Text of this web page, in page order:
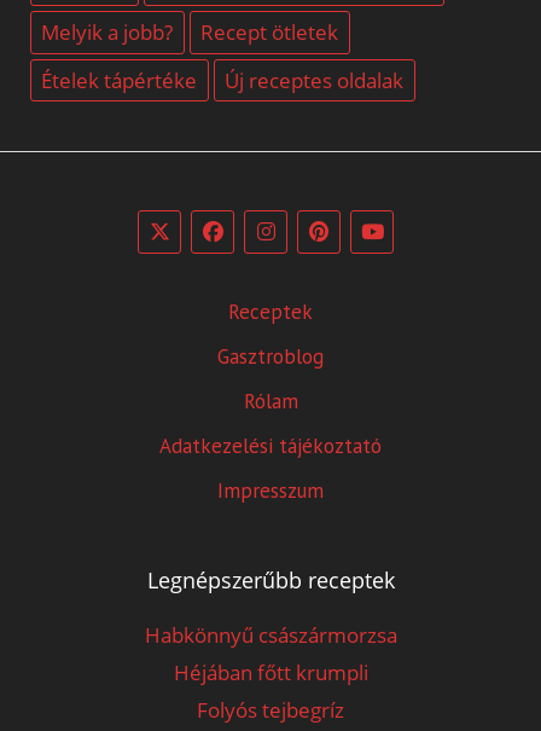
Melyik a jobb?
Recept ötletek
Ételek tápértéke
Új receptes oldalak
Receptek
Gasztroblog
Rólam
Adatkezelési tájékoztató
Impresszum
Legnépszerűbb receptek
Habkönnyű császármorzsa
Héjában főtt krumpli
Folyós tejbegríz